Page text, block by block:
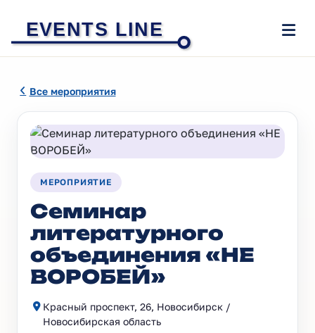
EVENTS LINE
Все мероприятия
МЕРОПРИЯТИЕ
Cеминар
литературного
объединения «НЕ
ВОРОБЕЙ»
Красный проспект, 26, Новосибирск /
Новосибирская область